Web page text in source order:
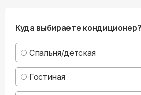
Куда выбираете кондиционер?
Спальня/детская
Гостиная